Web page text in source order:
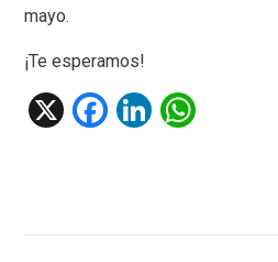
mayo.
¡Te esperamos!
X
F
Li